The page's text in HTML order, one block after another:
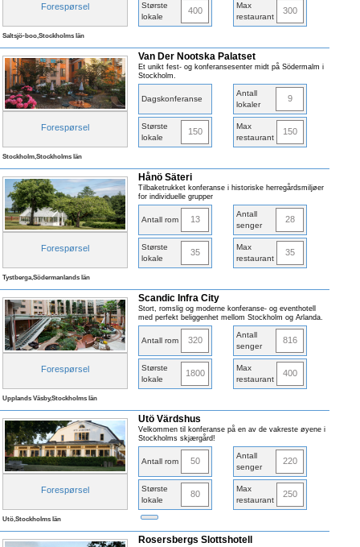
Forespørsel
Største
lokale
400
Max
restaurant
300
Saltsjö-boo,Stockholms län
Forespørsel
Van Der Nootska Palatset
Et unikt fest- og konferansesenter midt på Södermalm i
Stockholm.
Dagskonferanse
Antall
lokaler
9
Største
lokale
150
Max
restaurant
150
Stockholm,Stockholms län
Forespørsel
Hånö Säteri
Tilbaketrukket konferanse i historiske herregårdsmiljøer
for individuelle grupper
Antall rom 13
Antall
senger
28
Største
lokale
35
Max
restaurant
35
Tystberga,Södermanlands län
Forespørsel
Scandic Infra City
Stort, romslig og moderne konferanse- og eventhotell
med perfekt beliggenhet mellom Stockholm og Arlanda.
Antall rom 320
Antall
senger
816
Største
lokale
1800
Max
restaurant
400
Upplands Väsby,Stockholms län
Forespørsel
Utö Värdshus
Velkommen til konferanse på en av de vakreste øyene i
Stockholms skjærgård!
Antall rom 50
Antall
senger
220
Største
lokale
80
Max
restaurant
250
Utö,Stockholms län
Rosersbergs Slottshotell